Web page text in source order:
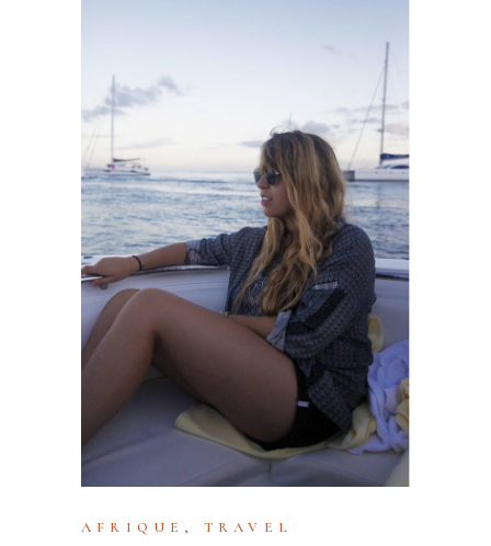
AFRIQUE , TRAVEL